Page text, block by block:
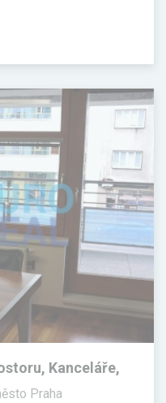
Kanceláře,
Praha